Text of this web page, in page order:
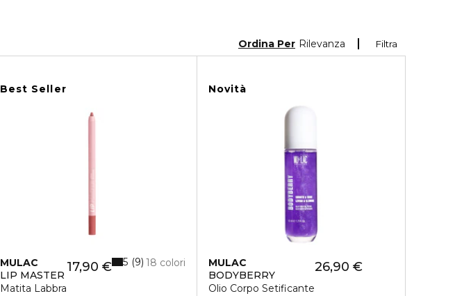
Filtra
Ordina Per Rilevanza
Best Seller
MULAC
LIP MASTER
Matita Labbra
17,90 € 18 colori
5 9
Novità
MULAC
BODYBERRY
Olio Corpo Setificante
26,90 €